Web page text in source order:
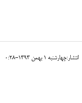
انتشار:چهارشنبه 1 بهمن 1393-0:28